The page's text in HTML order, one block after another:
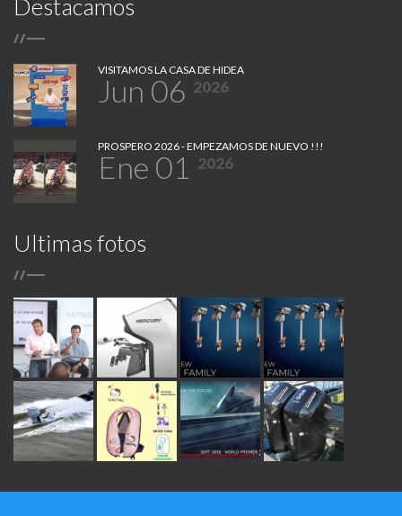
Destacamos
/ /
VISITAMOS LA CASA DE HIDEA
Jun 06 2026
PROSPERO 2026 - EMPEZAMOS DE NUEVO !!!
Ene 01 2026
Ultimas fotos
/ /